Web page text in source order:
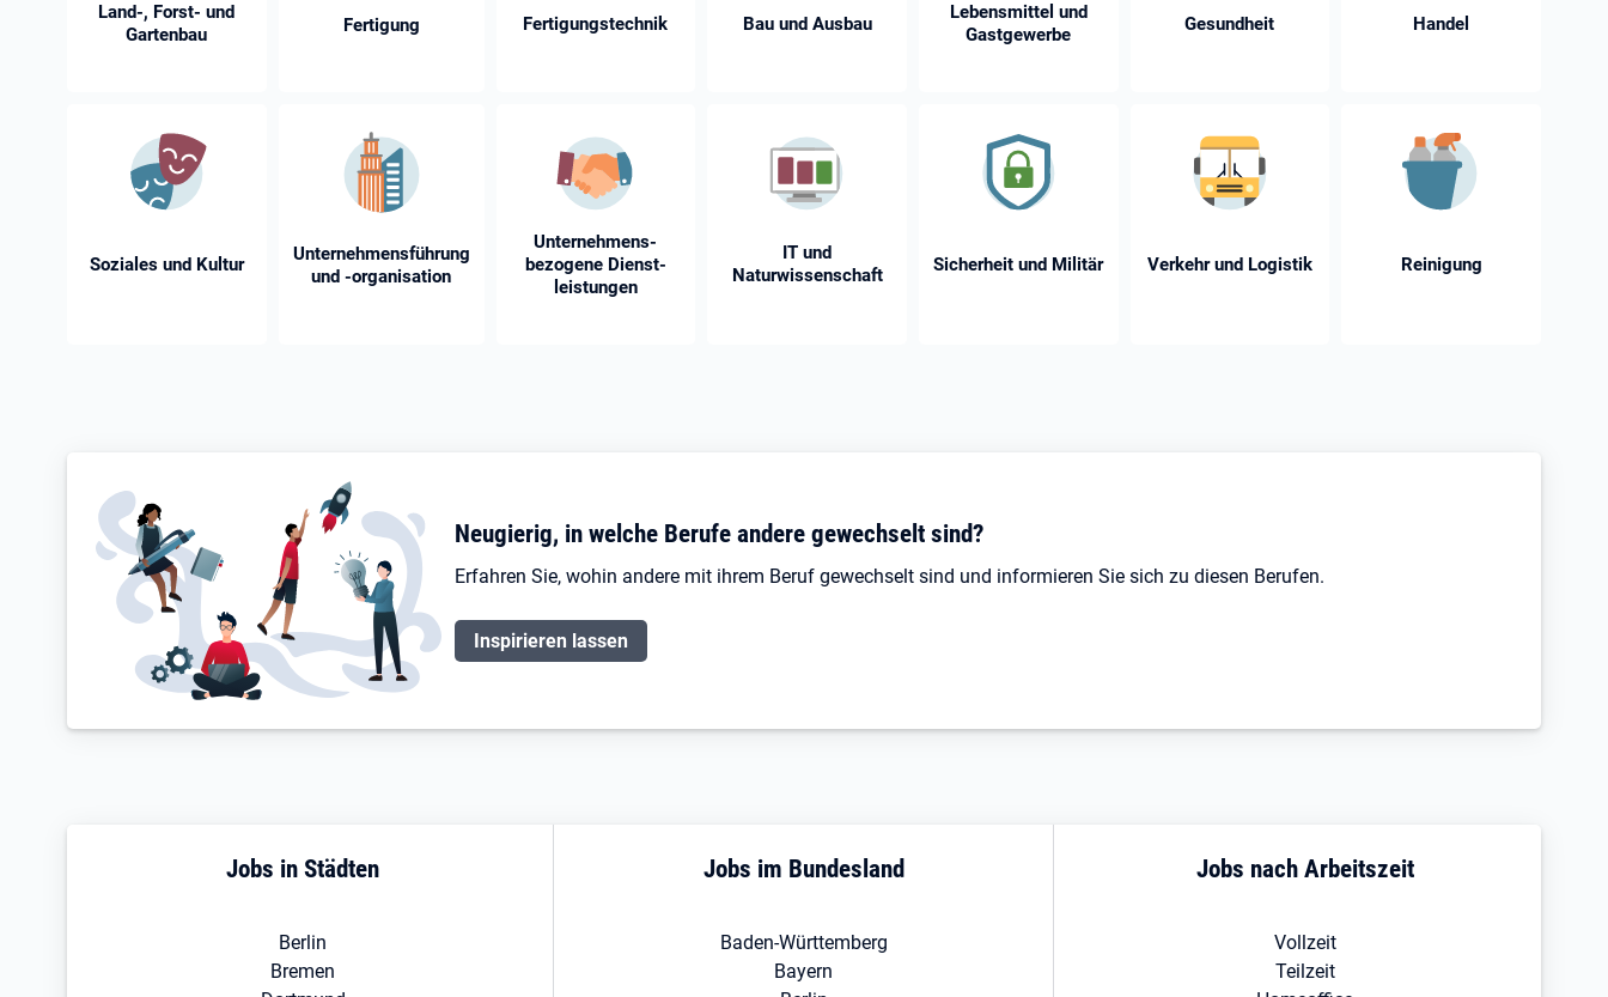
Land-, Forst- und
Gartenbau
Fertigung Fertigungstechnik Bau und Ausbau
Lebensmittel und
Gastgewerbe
Gesundheit Handel
Soziales und Kultur
Unternehmensführung
und -⁠organisation
Unternehmens­
bezogene Dienst­
leistungen
IT und
Naturwissenschaft
Sicherheit und Militär Verkehr und Logistik Reinigung
Neugierig, in welche Berufe andere gewechselt sind?
Erfahren Sie, wohin andere mit ihrem Beruf gewechselt sind und informieren Sie sich zu diesen Berufen.
Inspirieren lassen
Jobs in Städten
Berlin
Bremen
Jobs im Bundesland
Baden-Württemberg
Bayern
Jobs nach Arbeitszeit
Vollzeit
Teilzeit